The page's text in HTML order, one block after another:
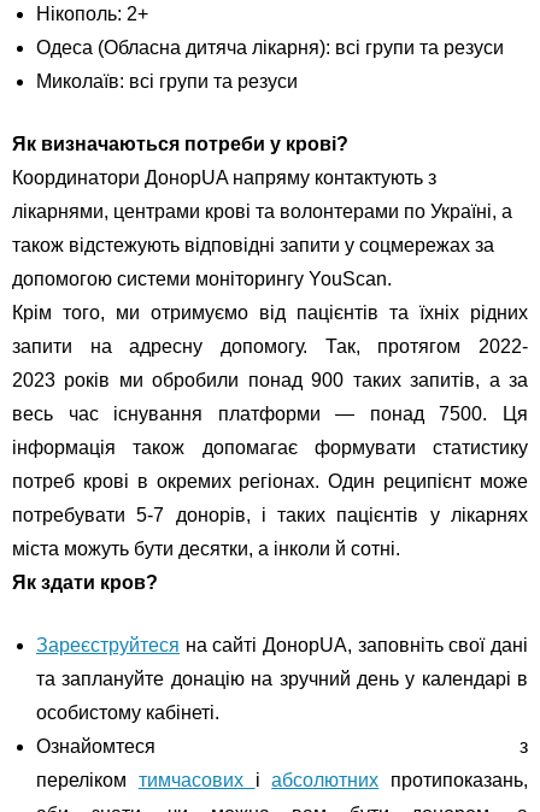
Нікополь: 2+
Одеса (Обласна дитяча лікарня): всі групи та резуси
Миколаїв: всі групи та резуси
Як визначаються потреби у крові?
Координатори ДонорUA напряму контактують з
лікарнями, центрами крові та волонтерами по Україні, а
також відстежують відповідні запити у соцмережах за
допомогою системи моніторингу YouScan.
Крім того, ми отримуємо від пацієнтів та їхніх рідних
запити на адресну допомогу. Так, протягом 2022-
2023 років ми обробили понад 900 таких запитів, а за
весь час існування платформи — понад7500. Ця
інформація також допомагає формувати статистику
потреб крові в окремих регіонах. Один реципієнт може
потребувати 5-7 донорів, і таких пацієнтів у лікарнях
міста можуть бути десятки, а інколи й сотні.
Як здати кров?
Зареєструйтеся на сайті ДонорUA, заповніть свої дані
та заплануйте донацію на зручний день у календарі в
особистому кабінеті.
Ознайомтеся з
переліком тимчасових іабсолютних протипоказань,